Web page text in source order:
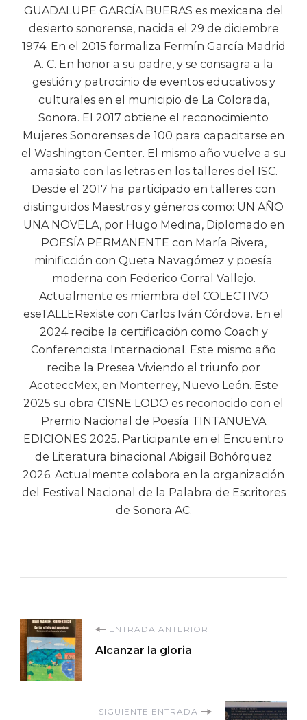
GUADALUPE GARCÍA BUERAS es mexicana del
desierto sonorense, nacida el 29 de diciembre
1974. En el 2015 formaliza Fermín García Madrid
A. C. En honor a su padre, y se consagra a la
gestión y patrocinio de eventos educativos y
culturales en el municipio de La Colorada,
Sonora. El 2017 obtiene el reconocimiento
Mujeres Sonorenses de 100 para capacitarse en
el Washington Center. El mismo año vuelve a su
amasiato con las letras en los talleres del ISC.
Desde el 2017 ha participado en talleres con
distinguidos Maestros y géneros como: UN AÑO
UNA NOVELA, por Hugo Medina, Diplomado en
POESÍA PERMANENTE con María Rivera,
minificción con Queta Navagómez y poesía
moderna con Federico Corral Vallejo.
Actualmente es miembra del COLECTIVO
eseTALLERexiste con Carlos Iván Córdova. En el
2024 recibe la certificación como Coach y
Conferencista Internacional. Este mismo año
recibe la Presea Viviendo el triunfo por
AcoteccMex, en Monterrey, Nuevo León. Este
2025 su obra CISNE LODO es reconocido con el
Premio Nacional de Poesía TINTANUEVA
EDICIONES 2025. Participante en el Encuentro
de Literatura binacional Abigail Bohórquez
2026. Actualmente colabora en la organización
del Festival Nacional de la Palabra de Escritores
de Sonora AC.
Navegación
de
entradas
ENTRADA ANTERIOR
Alcanzar la gloria
SIGUIENTE ENTRADA